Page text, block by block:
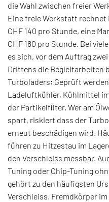
die Wahl zwischen freier
Eine freie Werkstatt rechnet
CHF 140 pro Stunde, eine
CHF 180 pro Stunde. Bei
es sich, vor dem Auftrag
Drittens die Begleitarbeiten
Turboladers: Geprüft
Ladeluftkühler, Kühlmittel
der Partikelfilter. Wer am
spart, riskiert dass der
erneut beschädigen wird.
führen zu Hitzestau im
den Verschleiss messbar.
Tuning oder Chip-Tuning
gehört zu den häufigsten
Verschleiss. Fremdkörper